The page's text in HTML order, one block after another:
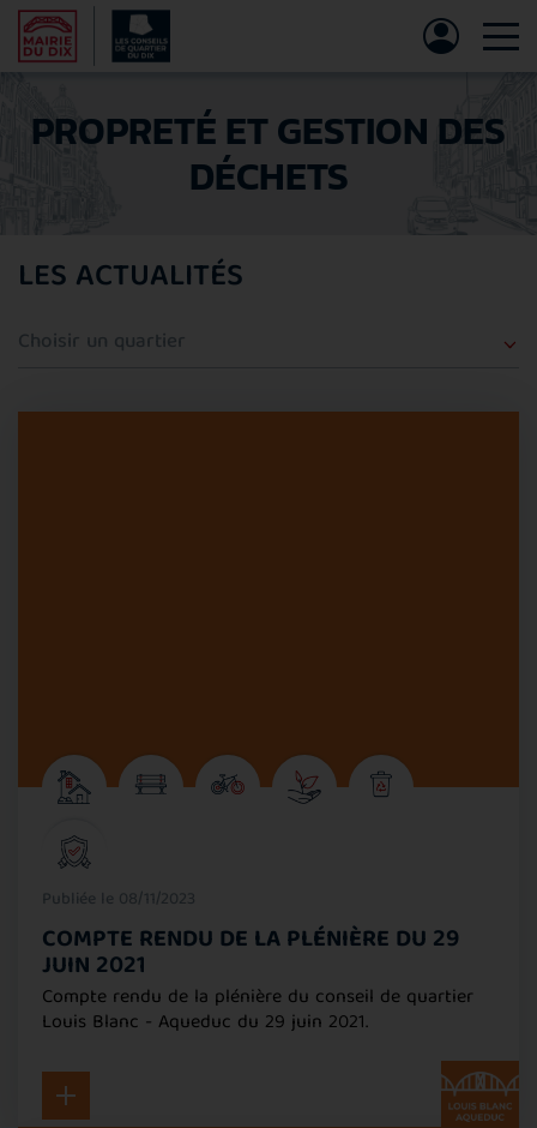
PROPRETÉ ET GESTION DES
DÉCHETS
LES ACTUALITÉS
Quartier
Publiée le 08/11/2023
COMPTE RENDU DE LA PLÉNIÈRE DU 29
JUIN 2021
Compte rendu de la plénière du conseil de quartier
Louis Blanc - Aqueduc du 29 juin 2021.